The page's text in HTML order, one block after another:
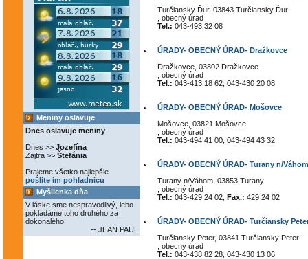
Meniny oslavuje
Dnes oslavuje meniny
Dnes >> Jozefína
Zajtra >> Štefánia
Prajeme všetko najlepšie.
pošlite im pohladnicu
Myšlienka dňa
V láske sme nespravodlivý, lebo
pokladáme toho druhého za
dokonalého.
-- JEAN PAUL
Turčiansky Ďur, 03843 Turčiansky Ďur
, obecný úrad
Tel.: 043-493 32 08
ÚRADY- OBECNÝ ÚRAD- Dražkovce
Dražkovce, 03802 Dražkovce
, obecný úrad
Tel.: 043-413 18 62, 043-430 20 08
ÚRADY- OBECNÝ ÚRAD- Mošovce
Mošovce, 03821 Mošovce
, obecný úrad
Tel.: 043-494 41 00, 043-494 43 32
ÚRADY- OBECNÝ ÚRAD- Turany n/
Turany n/Váhom, 03853 Turany
, obecný úrad
Tel.: 043-429 24 02, Fax.: 429 24 02
ÚRADY- OBECNÝ ÚRAD- Turčiansky
Turčiansky Peter, 03841 Turčiansky Peter
, obecný úrad
Tel.: 043-438 82 28, 043-430 13 06